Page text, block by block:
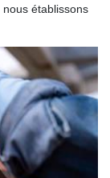
établissons